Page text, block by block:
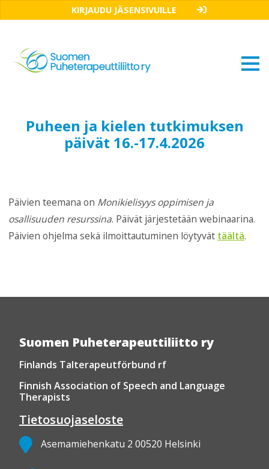
KIRJAUDU JÄSENSIVUILLE
Puheen ja kielen tutkimuksen
päivät 16.-17.4.2026
Päivien teemana on Monikielisyys oppimisen ja
osallisuuden resurssina. Päivät järjestetään webinaarina.
Päivien ohjelma sekä ilmoittautuminen löytyvät täältä.
Suomen Puheterapeuttiliitto ry
Finlands Talterapeutförbund rf
Finnish Association of Speech and Language
Therapists
Tietosuojaseloste
Asemamiehenkatu 2 00520 Helsinki